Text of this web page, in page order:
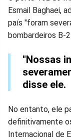
no
no
Esmail Baghaei,
país "foram
bombardeiros B-
"Nossas
disse ele.
No entanto, ele
definitivamente
Internacional de